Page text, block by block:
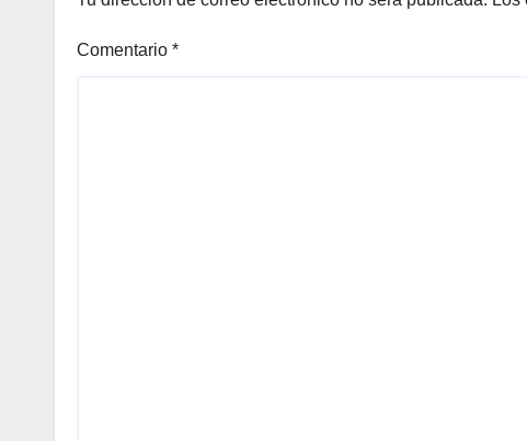
Comentario *